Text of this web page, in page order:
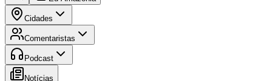
Cidades
Comentaristas
Podcast
Notícias